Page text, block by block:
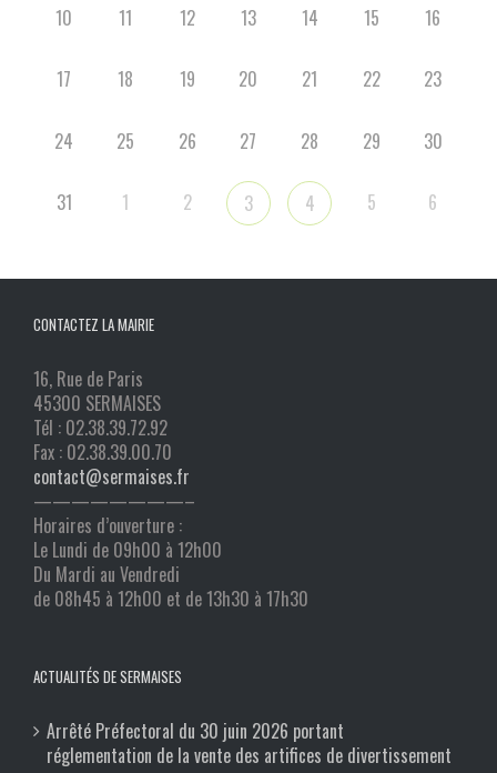
10 11 12 13 14 15 16
17 18 19 20 21 22 23
24 25 26 27 28 29 30
31 1 2 3 4 5 6
CONTACTEZ LA MAIRIE
16, Rue de Paris
45300 SERMAISES
Tél : 02.38.39.72.92
Fax : 02.38.39.00.70
contact@sermaises.fr
————————–
Horaires d’ouverture :
Le Lundi de 09h00 à 12h00
Du Mardi au Vendredi
de 08h45 à 12h00 et de 13h30 à 17h30
ACTUALITÉS DE SERMAISES
Arrêté Préfectoral du 30 juin 2026 portant
réglementation de la vente des artifices de divertissement